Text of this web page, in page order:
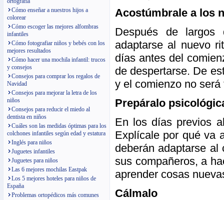
Cómo enseñar a nuestros hijos a
colorear
Cómo escoger las mejores alfombras
infantiles
Cómo fotografiar niños y bebés con los
mejores resultados
Cómo hacer una mochila infantil: trucos
y consejos
Consejos para comprar los regalos de
Navidad
Consejos para mejorar la letra de los
niños
Consejos para reducir el miedo al
dentista en niños
Cuáles son las medidas óptimas para los
colchones infantiles según edad y estatura
Inglés para niños
Juguetes infantiles
Juguetes para niños
Las 6 mejores mochilas Eastpak
Los 5 mejores hoteles para niños de
España
Problemas ortopédicos más comunes
Acostúmbrale a los
Después de largos
adaptarse al nuevo
días antes del
de despertarse. De
y el comienzo no será
Prepáralo
En los días previos
Explícale por qué va
deberán adaptarse
sus compañeros, a
aprender cosas
Cálmalo